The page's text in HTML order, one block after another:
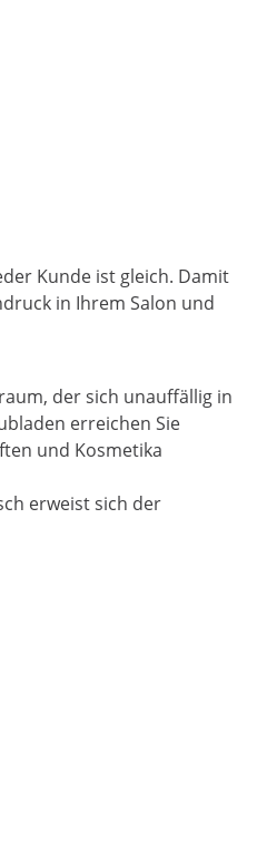
Kunde ist gleich. Damit
in Ihrem Salon und
der sich unauffällig in
erreichen Sie
und Kosmetika
erweist sich der